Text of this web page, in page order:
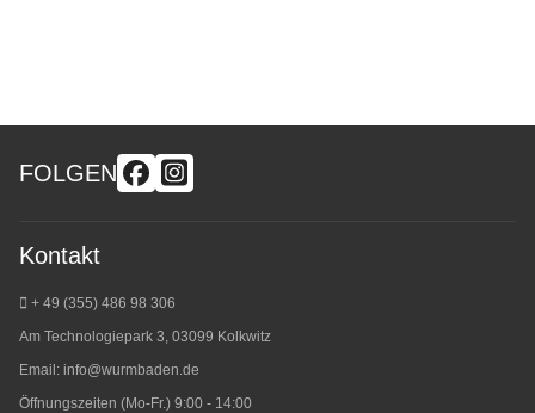
FOLGEN
Kontakt
+ 49 (355) 486 98 306
Am Technologiepark 3, 03099 Kolkwitz
Email: info@wurmbaden.de
Öffnungszeiten (Mo-Fr.) 9:00 - 14:00